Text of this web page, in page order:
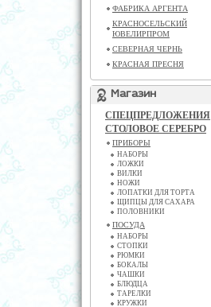
ФАБРИКА АРГЕНТА
КРАСНОСЕЛЬСКИЙ
ЮВЕЛИРПРОМ
СЕВЕРНАЯ ЧЕРНЬ
КРАСНАЯ ПРЕСНЯ
Магазин
СПЕЦПРЕДЛОЖЕНИЯ
СТОЛОВОЕ СЕРЕБРО
ПРИБОРЫ
НАБОРЫ
ЛОЖКИ
ВИЛКИ
НОЖИ
ЛОПАТКИ ДЛЯ ТОРТА
ЩИПЦЫ ДЛЯ САХАРА
ПОЛОВНИКИ
ПОСУДА
НАБОРЫ
СТОПКИ
РЮМКИ
БОКАЛЫ
ЧАШКИ
БЛЮДЦА
ТАРЕЛКИ
КРУЖКИ